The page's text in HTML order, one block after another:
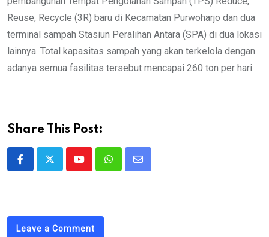
Reuse, Recycle (3R) baru di Kecamatan Purwoharjo dan dua
terminal sampah Stasiun Peralihan Antara (SPA) di dua lokasi
lainnya. Total kapasitas sampah yang akan terkelola dengan
adanya semua fasilitas tersebut mencapai 260 ton per hari.
Share This Post:
YoutubeWhatsappShare
Leave a Comment